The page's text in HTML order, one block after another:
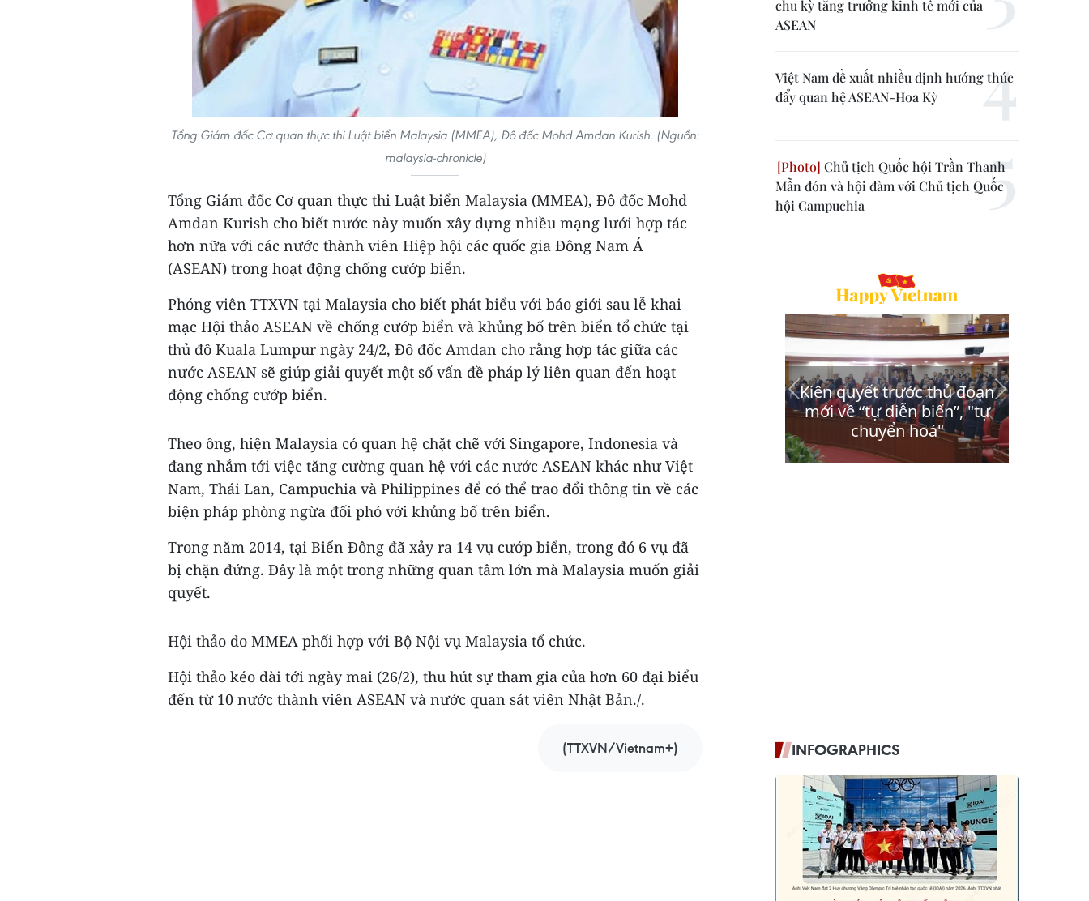
Tổng Giám đốc Cơ quan thực thi Luật biển Malaysia (MMEA), Đô đốc Mohd Amdan Kurish. (Nguồn:
malaysia-chronicle)
Tổng Giám đốc Cơ quan thực thi Luật biển Malaysia (MMEA), Đô đốc Mohd
Amdan Kurish cho biết nước này muốn xây dựng nhiều mạng lưới hợp tác
hơn nữa với các nước thành viên Hiệp hội các quốc gia Đông Nam Á
(ASEAN) trong hoạt động chống cướp biển.
Phóng viên TTXVN tại Malaysia cho biết phát biểu với báo giới sau lễ khai
mạc Hội thảo ASEAN về chống cướp biển và khủng bố trên biển tổ chức tại
thủ đô Kuala Lumpur ngày 24/2, Đô đốc Amdan cho rằng hợp tác giữa các
nước ASEAN sẽ giúp giải quyết một số vấn đề pháp lý liên quan đến hoạt
động chống cướp biển.
Theo ông, hiện Malaysia có quan hệ chặt chẽ với Singapore, Indonesia và
đang nhắm tới việc tăng cường quan hệ với các nước ASEAN khác như Việt
Nam, Thái Lan, Campuchia và Philippines để có thể trao đổi thông tin về các
biện pháp phòng ngừa đối phó với khủng bố trên biển.
Trong năm 2014, tại Biển Đông đã xảy ra 14 vụ cướp biển, trong đó 6 vụ đã
bị chặn đứng. Đây là một trong những quan tâm lớn mà Malaysia muốn giải
quyết.
Hội thảo do MMEA phối hợp với Bộ Nội vụ Malaysia tổ chức.
Hội thảo kéo dài tới ngày mai (26/2), thu hút sự tham gia của hơn 60 đại biểu
đến từ 10 nước thành viên ASEAN và nước quan sát viên Nhật Bản./.
(TTXVN/Vietnam+)
chu kỳ tăng trưởng kinh tế mới của
ASEAN
Việt Nam đề xuất nhiều định hướng thúc
đẩy quan hệ ASEAN-Hoa Kỳ
Chủ tịch Quốc hội Trần Thanh
Mẫn đón và hội đàm với Chủ tịch Quốc
hội Campuchia
INFOGRAPHICS